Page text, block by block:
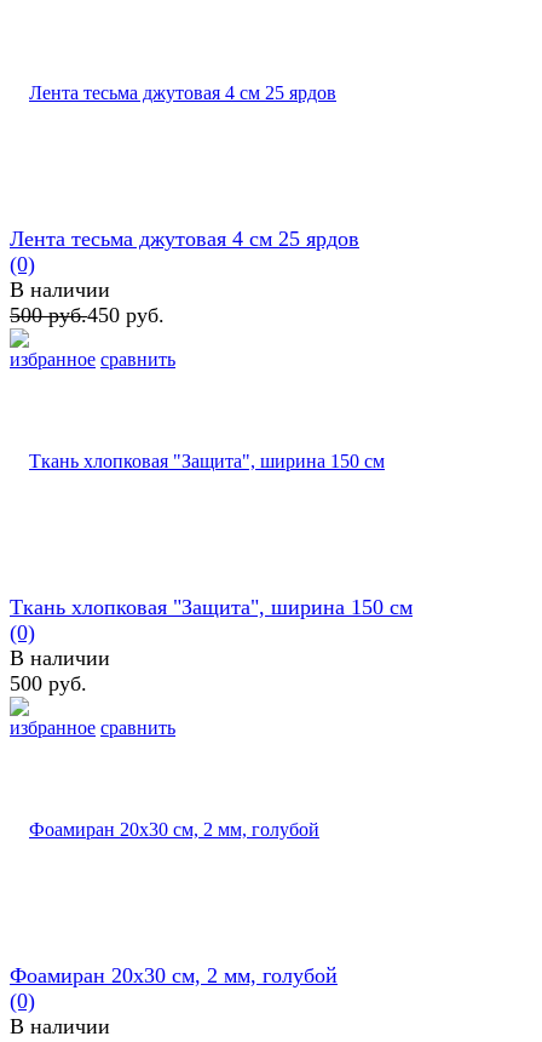
избранное сравнить
Лента тесьма джутовая 4 см 25 ярдов
(0)
В наличии
500 руб.450 руб.
избранное сравнить
Ткань хлопковая "Защита", ширина 150 см
(0)
В наличии
500 руб.
Фоамиран 20х30 см, 2 мм, голубой
(0)
В наличии